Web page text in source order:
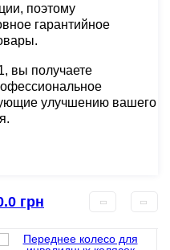
поэтому
гарантийное
вы получаете
улучшению вашего
грн